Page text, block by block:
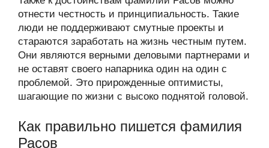
отнести честность и принципиальность. Такие
люди не поддерживают смутные проекты и
стараются заработать на жизнь честным путем.
Они являются верными деловыми партнерами и
не оставят своего напарника один на один с
проблемой. Это прирожденные оптимисты,
шагающие по жизни с высоко поднятой головой.
Как правильно пишется фамилия
Расов